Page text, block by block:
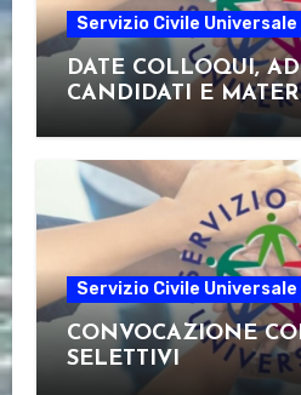
Servizio Civile Universale
DATE COLLOQUI,
CANDIDATI E
Servizio Civile Universale
CONVOCAZIONE
SELETTIVI